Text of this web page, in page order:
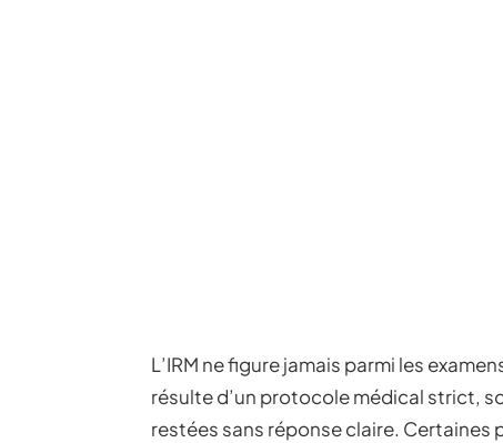
L’IRM ne figure jamais parmi les
résulte d’un protocole médical strict,
restées sans réponse claire. Certaines